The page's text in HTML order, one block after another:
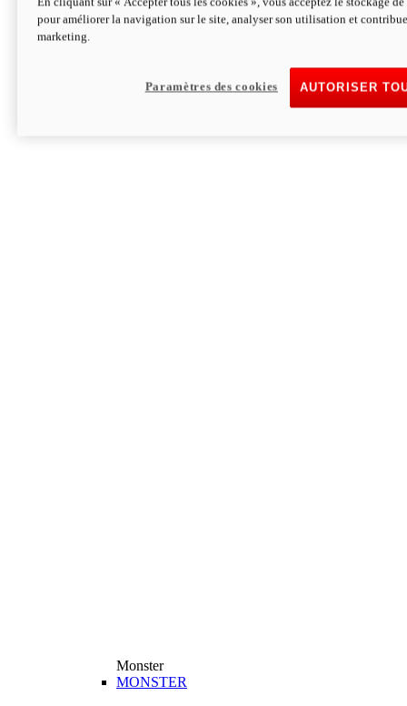
Hypermotard V2 SP 100
Découvrez-le
Monster
MONSTER
pour améliorer la navigation sur le site, analyser son utilisation et
marketing.
AUTORISER
Paramètres des cookies